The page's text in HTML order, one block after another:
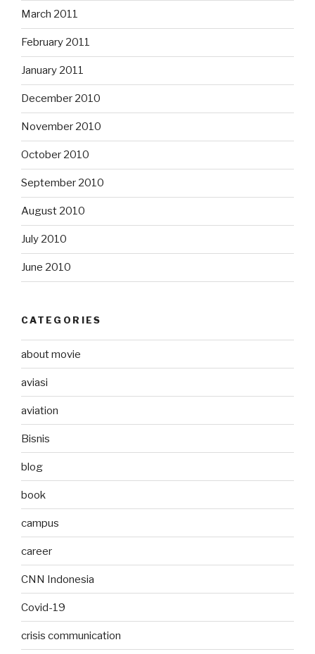
March 2011
February 2011
January 2011
December 2010
November 2010
October 2010
September 2010
August 2010
July 2010
June 2010
CATEGORIES
about movie
aviasi
aviation
Bisnis
blog
book
campus
career
CNN Indonesia
Covid-19
crisis communication